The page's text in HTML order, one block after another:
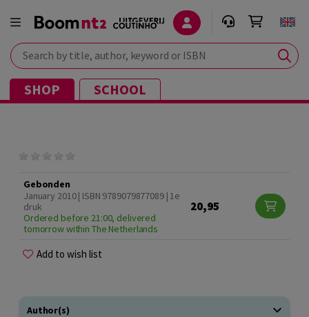
Search by title, author, keyword or ISBN
SHOP SCHOOL
Gebonden
January 2010 | ISBN 9789079877089 | 1e
druk
Ordered before 21:00, delivered
tomorrow within The Netherlands
20,95
Add to wish list
Author(s)